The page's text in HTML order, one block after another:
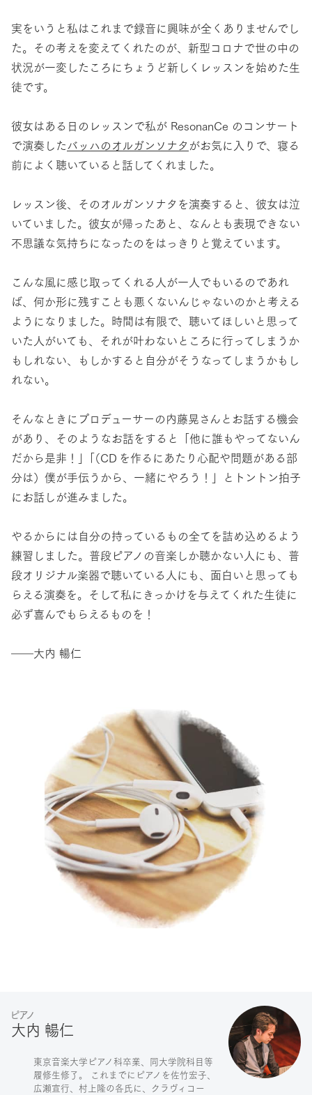
実をいうと私はこれまで録音に興味が全くありませんでし
た。その考えを変えてくれたのが、新型コロナで世の中の
状況が一変したころにちょうど新しくレッスンを始めた生
徒です。
彼女はある日のレッスンで私が ResonanCe のコンサート
で演奏したバッハのオルガンソナタ がお気に入りで、寝る
前によく聴いていると話してくれました。
レッスン後、そのオルガンソナタを演奏すると、彼女は泣
いていました。彼女が帰ったあと、なんとも表現できない
不思議な気持ちになったのをはっきりと覚えています。
こんな風に感じ取ってくれる人が一人でもいるのであれ
ば、何か形に残すことも悪くないんじゃないのかと考える
ようになりました。時間は有限で、聴いてほしいと思って
いた人がいても、それが叶わないところに行ってしまうか
もしれない、もしかすると自分がそうなってしまうかもし
れない。
そんなときにプロデューサーの内藤晃さんとお話する機会
があり、そのようなお話をすると「他に誰もやってないん
だから是非！」「（CD を作るにあたり心配や問題がある部
分は）僕が手伝うから、一緒にやろう！」とトントン拍子
にお話しが進みました。
やるからには自分の持っているもの全てを詰め込めるよう
練習しました。普段ピアノの音楽しか聴かない人にも、普
段オリジナル楽器で聴いている人にも、面白いと思っても
らえる演奏を。そして私にきっかけを与えてくれた生徒に
必ず喜んでもらえるものを！
――大内 暢仁
ピアノ
大内 暢仁
東京音楽大学ピアノ科卒業、同大学院科目等
履修生修了。 これまでにピアノを佐竹宏子、
広瀬宣行、村上隆の各氏に、クラヴィコー